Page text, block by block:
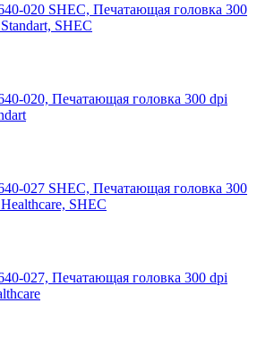
020 SHEC, Печатающая головка 300
SHEC
020, Печатающая головка 300 dpi
027 SHEC, Печатающая головка 300
SHEC
027, Печатающая головка 300 dpi